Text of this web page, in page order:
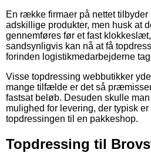
En række firmaer på nettet tilbyder
adskillige produkter, men husk at
gennemføres før et fast
sandsynligvis kan nå at få
forinden logistikmedarbejderne
Visse topdressing webbutikker
mange tilfælde er det så
fastsat beløb. Desuden skulle
mulighed for levering, der typisk
topdressingen til en pakkeshop.
Topdressing til